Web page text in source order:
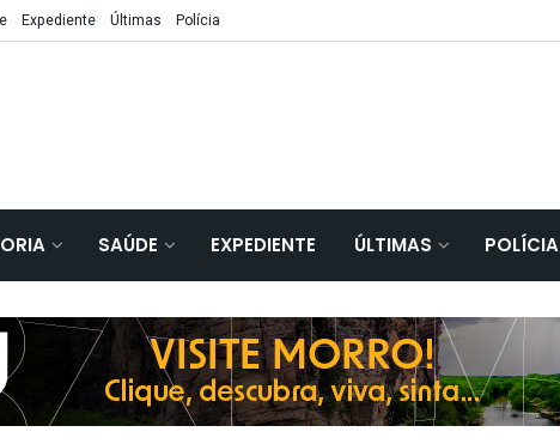
Expediente Últimas Polícia
SAÚDE EXPEDIENTE ÚLTIMAS POLÍCIA